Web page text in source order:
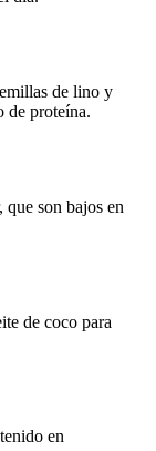
de lino y
de proteína.
que son bajos en
de coco para
en